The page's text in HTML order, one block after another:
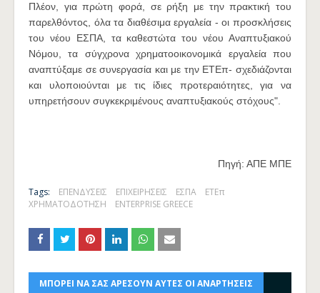
Πλέον, για πρώτη φορά, σε ρήξη με την πρακτική του
παρελθόντος, όλα τα διαθέσιμα εργαλεία - οι προσκλήσεις
του νέου ΕΣΠΑ, τα καθεστώτα του νέου Αναπτυξιακού
Νόμου, τα σύγχρονα χρηματοοικονομικά εργαλεία που
αναπτύξαμε σε συνεργασία και με την ΕΤΕπ- σχεδιάζονται
και υλοποιούνται με τις ίδιες προτεραιότητες, για να
υπηρετήσουν συγκεκριμένους αναπτυξιακούς στόχους".
Πηγή: ΑΠΕ ΜΠΕ
Tags: ΕΠΕΝΔΥΣΕΙΣ ΕΠΙΧΕΙΡΗΣΕΙΣ ΕΣΠΑ
ΕΤΕπ
ΧΡΗΜΑΤΟΔΟΤΗΣΗ
ENTERPRISE GREECE
ΜΠΟΡΕΙ ΝΑ ΣΑΣ ΑΡΕΣΟΥΝ ΑΥΤΕΣ ΟΙ ΑΝΑΡΤΗΣΕΙΣ